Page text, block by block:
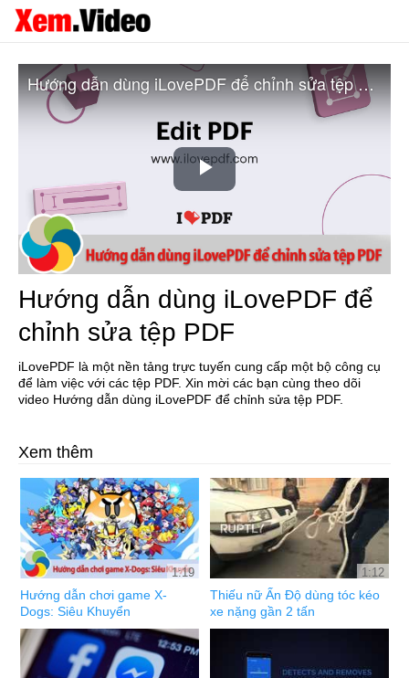
Play
Video
Hướng dẫn dùng iLovePDF để chỉnh sửa tệp PDF
Hướng dẫn dùng iLovePDF để
chỉnh sửa tệp PDF
iLovePDF là một nền tảng trực tuyến cung cấp một bộ công cụ
để làm việc với các tệp PDF. Xin mời các bạn cùng theo dõi
video Hướng dẫn dùng iLovePDF để chỉnh sửa tệp PDF.
Xem thêm
1:19
Hướng dẫn chơi game X-
Dogs: Siêu Khuyển
1:12
Thiếu nữ Ấn Độ dùng tóc kéo
xe nặng gần 2 tấn